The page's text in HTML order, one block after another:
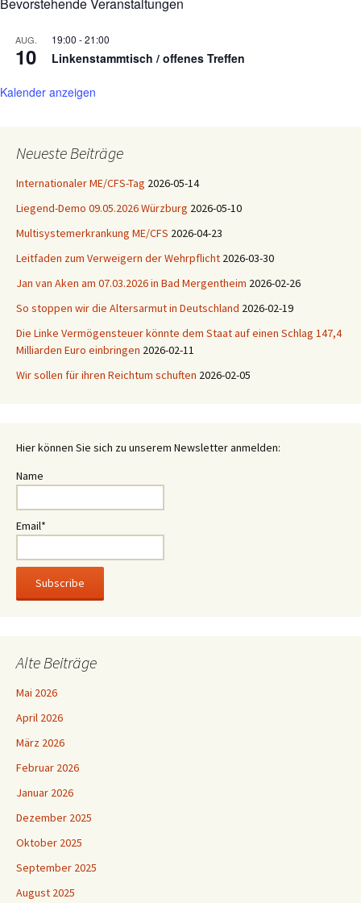
Bevorstehende Veranstaltungen
AUG.
10
19:00 -21:00
Linkenstammtisch / offenes Treffen
Kalender anzeigen
Neueste Beiträge
Internationaler ME/CFS-Tag 2026-05-14
Liegend-Demo 09.05.2026 Würzburg 2026-05-10
Multisystemerkrankung ME/CFS 2026-04-23
Leitfaden zum Verweigern der Wehrpflicht 2026-03-30
Jan van Aken am 07.03.2026 in Bad Mergentheim 2026-02-26
So stoppen wir die Altersarmut in Deutschland 2026-02-19
Die Linke Vermögensteuer könnte dem Staat auf einen Schlag 147,4
Milliarden Euro einbringen 2026-02-11
Wir sollen für ihren Reichtum schuften 2026-02-05
Hier können Sie sich zu unserem Newsletter anmelden:
Name
Email*
Alte Beiträge
Mai 2026
April 2026
März 2026
Februar 2026
Januar 2026
Dezember 2025
Oktober 2025
September 2025
August 2025